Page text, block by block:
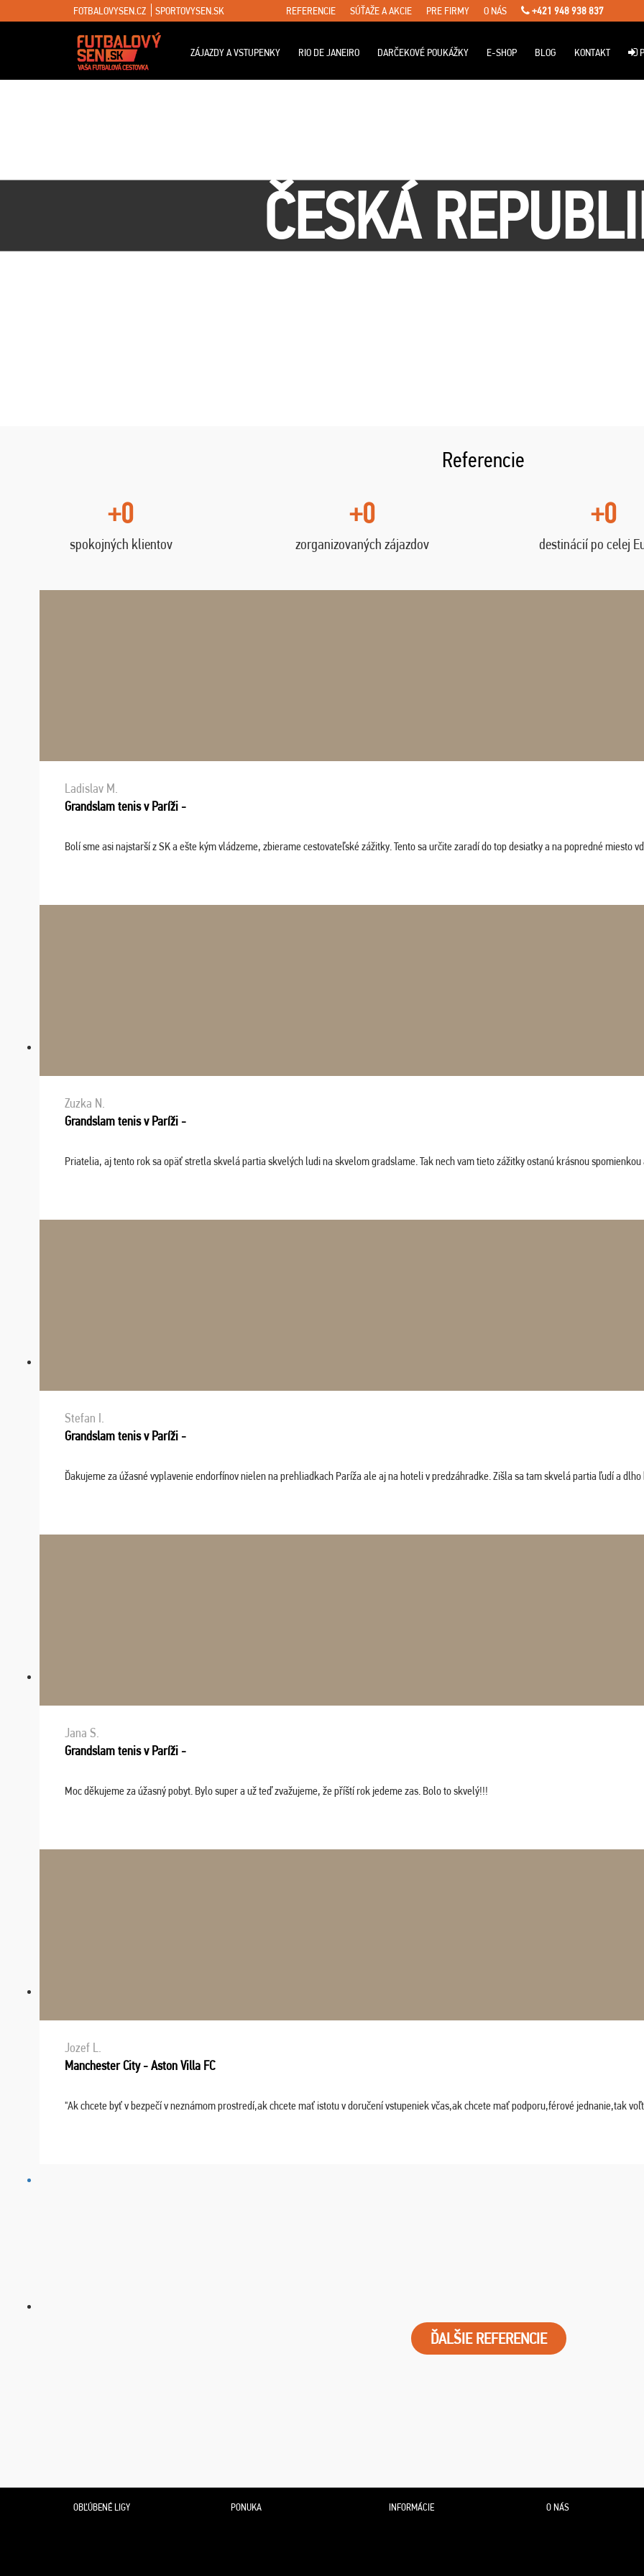
FOTBALOVYSEN.CZ SPORTOVYSEN.SK REFERENCIE SÚŤAŽE A AKCIE PRE FIRMY O NÁS +421 948 938 837
ZÁJAZDY A VSTUPENKY RIO DE JANEIRO DARČEKOVÉ POUKÁŽKY E-SHOP BLOG KONTAKT
ČESKÁ
Referencie
+0
spokojných klientov
+0
zorganizovaných zájazdov
+0
destinácií po celej
Ladislav M.
Grandslam tenis v Paríži -
Bolí sme asi najstarší z SK a ešte kým vládzeme, zbierame cestovateľské zážitky. Tento sa určite zaradí do top desiatky a na popredné miesto
Zuzka N.
Grandslam tenis v Paríži -
Priatelia, aj tento rok sa opäť stretla skvelá partia skvelých ludi na skvelom gradslame. Tak nech vam tieto zážitky ostanú krásnou
Stefan I.
Grandslam tenis v Paríži -
Ďakujeme za úžasné vyplavenie endorfínov nielen na prehliadkach Paríža ale aj na hoteli v predzáhradke. Zišla sa tam skvelá partia ľudí a
Jana S.
Grandslam tenis v Paríži -
Moc děkujeme za úžasný pobyt. Bylo super a už teď zvažujeme, že příští rok jedeme zas. Bolo to skvelý!!!
Jozef L.
Manchester City - Aston Villa FC
"Ak chcete byť v bezpečí v neznámom prostredí,ak chcete mať istotu v doručení vstupeniek včas,ak chcete mať podporu,férové jednanie,tak
ĎALŠIE REFERENCIE
OBĽÚBENÉ LIGY PONUKA INFORMÁCIE O NÁS